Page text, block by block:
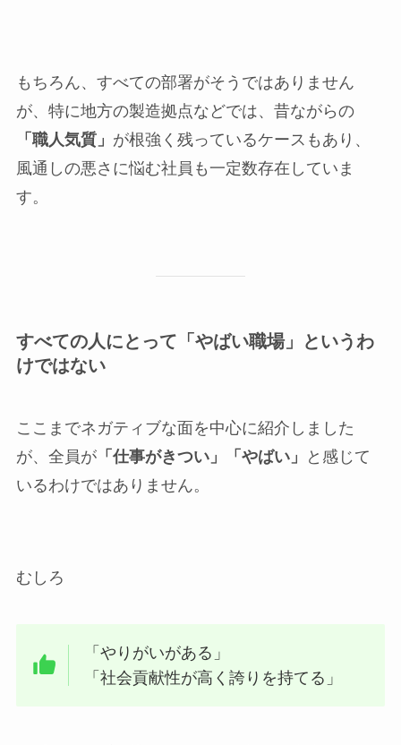
もちろん、すべての部署がそうではありません
が、特に地方の製造拠点などでは、昔ながらの
「職人気質」 が根強く残っているケースもあり、
風通しの悪さに悩む社員も一定数存在していま
す。
すべての人にとって「やばい職場」というわ
けではない
ここまでネガティブな面を中心に紹介しました
が、全員が「仕事がきつい」「やばい」
と感じて
いるわけではありません。
むしろ
「やりがいがある」
「社会貢献性が高く誇りを持てる」